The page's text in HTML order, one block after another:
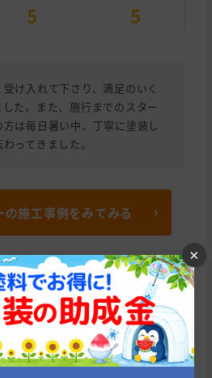
5 5
け入れて下さり、満足のいく
た。また、施行までのスター
は毎日暑い中、丁寧に塗装し
ってきました。
の施工事例をみてみる
ンドの成約・施工情報
は累計12件の施工実績があり、平
円です。
×